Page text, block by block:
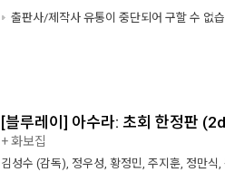
출판사/제작사 유통이 중단되어 구할 수 없
[블루레이] 아수라: 초회 한정판
+ 화보집
김성수 (감독), 정우성, 황정민, 주지훈, 정만식,